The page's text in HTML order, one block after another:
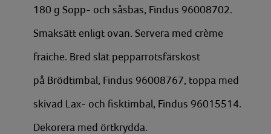
180 g Sopp- och såsbas, Findus 96008702.
Smaksätt enligt ovan. Servera med crème
fraiche. Bred slät pepparrotsfärskost
på Brödtimbal, Findus 96008767, toppa med
skivad Lax- och fisktimbal, Findus 96015514.
Dekorera med örtkrydda.